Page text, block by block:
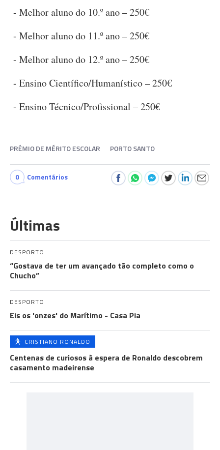
- Melhor aluno do 10.º ano – 250€
- Melhor aluno do 11.º ano – 250€
- Melhor aluno do 12.º ano – 250€
- Ensino Científico/Humanístico – 250€
- Ensino Técnico/Profissional – 250€
PRÉMIO DE MÉRITO ESCOLAR PORTO SANTO
0 Comentários
Últimas
DESPORTO
“Gostava de ter um avançado tão completo como o
Chucho”
DESPORTO
Eis os 'onzes' do Marítimo - Casa Pia
CRISTIANO RONALDO
Centenas de curiosos à espera de Ronaldo descobrem
casamento madeirense